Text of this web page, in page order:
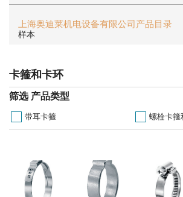
上海奥迪莱机电设备有限公司产品目录
样本
卡箍和卡环
筛选 产品类型
带耳卡箍 螺栓卡箍